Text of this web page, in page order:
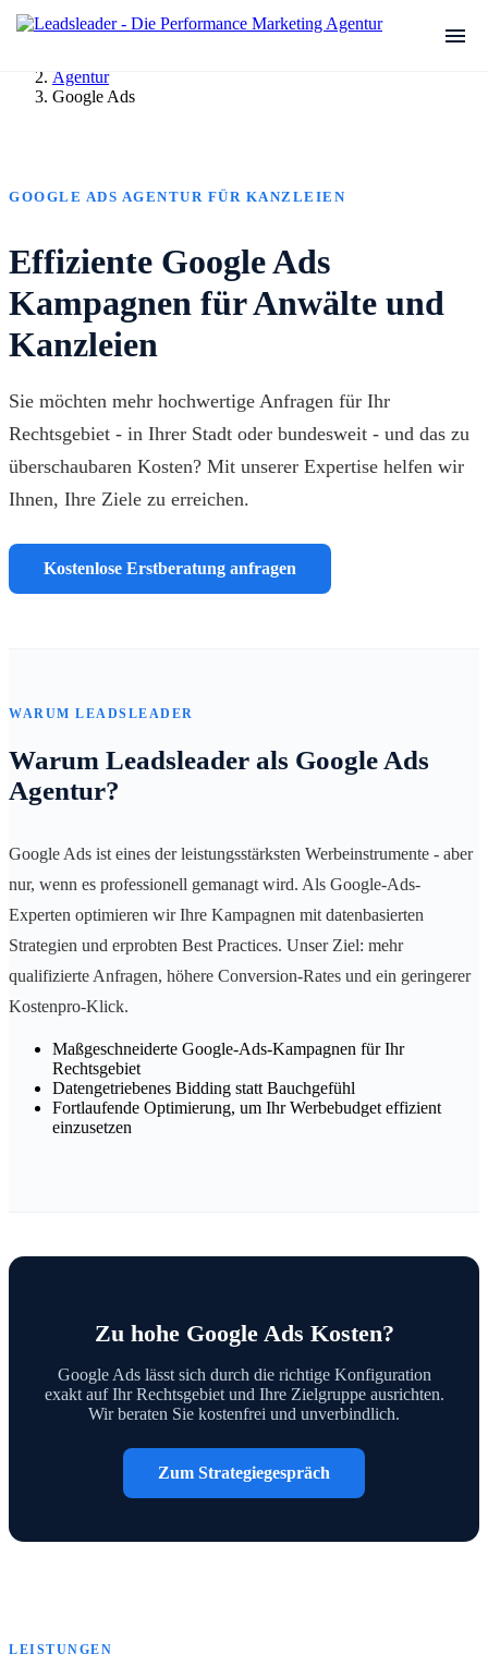
Agentur
Google Ads
GOOGLE ADS AGENTUR FÜR KANZLEIEN
Effiziente Google Ads
Kampagnen für Anwälte und
Kanzleien
Sie möchten mehr hochwertige Anfragen für Ihr
Rechtsgebiet - in Ihrer Stadt oder bundesweit - und das zu
überschaubaren Kosten? Mit unserer Expertise helfen wir
Ihnen, Ihre Ziele zu erreichen.
Kostenlose Erstberatung anfragen
WARUM LEADSLEADER
Warum Leadsleader als Google Ads
Agentur?
Google Ads ist eines der leistungsstärksten Werbeinstrumente - aber
nur, wenn es professionell gemanagt wird. Als Google-Ads-
Experten optimieren wir Ihre Kampagnen mit datenbasierten
Strategien und erprobten Best Practices. Unser Ziel: mehr
qualifizierte Anfragen, höhere Conversion-Rates und ein geringerer
Kostenpro-Klick.
Maßgeschneiderte Google-Ads-Kampagnen für Ihr
Rechtsgebiet
Datengetriebenes Bidding statt Bauchgefühl
Fortlaufende Optimierung, um Ihr Werbebudget effizient
einzusetzen
Zu hohe Google Ads Kosten?
Google Ads lässt sich durch die richtige Konfiguration
exakt auf Ihr Rechtsgebiet und Ihre Zielgruppe ausrichten.
Wir beraten Sie kostenfrei und unverbindlich.
Zum Strategiegespräch
LEISTUNGEN